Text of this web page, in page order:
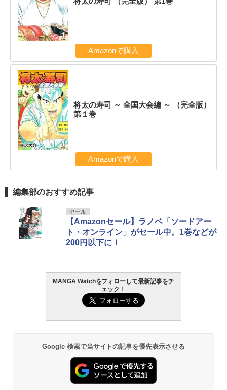
Amazonで購入
将太の寿司 ～ 全国大会編 ～ （完全版）
第１巻
Amazonで購入
編集部のおすすめ記事
セール
【Amazonセール】ラノベ「ソードアー
ト・オンライン」がセール中。1巻などが
200円以下に！
MANGA Watchをフォローして最新記事をチ
ェック！
Google 検索で当サイトの記事を優先表示させる